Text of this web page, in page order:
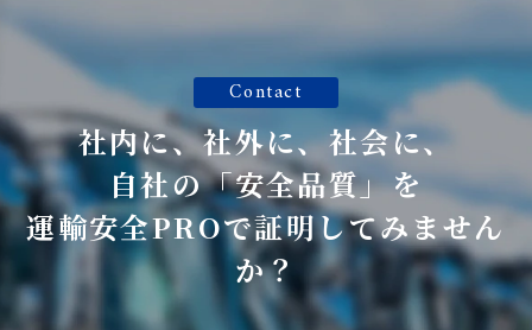
Contact
社内に、社外に、社会に、
自社の「安全品質」を
運輸安全PROで証明してみません
か？